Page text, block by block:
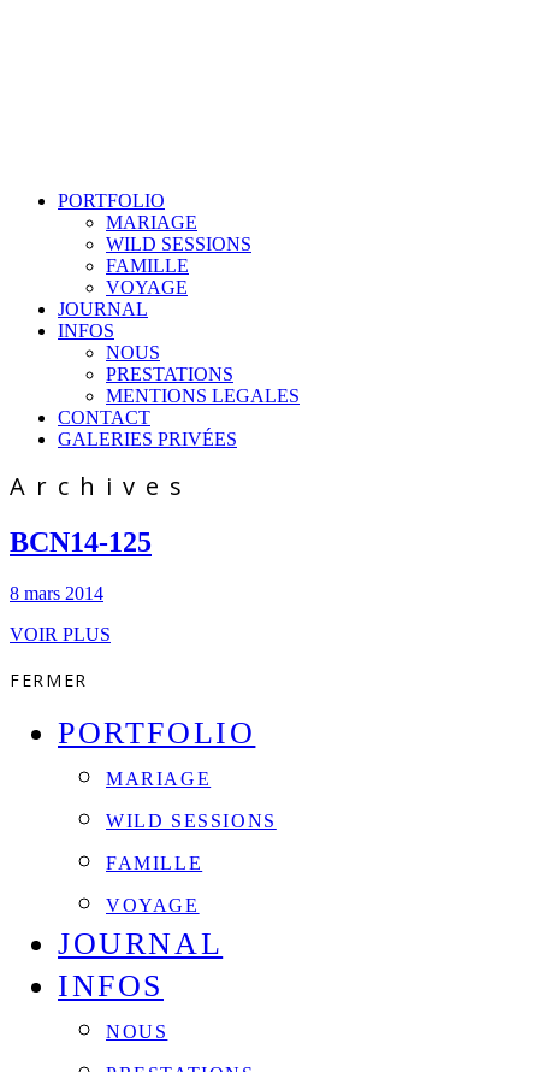
PORTFOLIO
MARIAGE
WILD SESSIONS
FAMILLE
VOYAGE
JOURNAL
INFOS
NOUS
PRESTATIONS
MENTIONS LEGALES
CONTACT
GALERIES PRIVÉES
Archives
BCN14-125
8 mars 2014
VOIR PLUS
FERMER
PORTFOLIO
MARIAGE
WILD SESSIONS
FAMILLE
VOYAGE
JOURNAL
INFOS
NOUS